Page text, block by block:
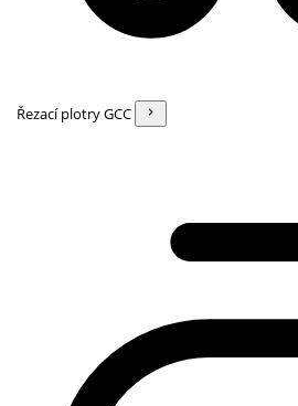
Řezací plotry GCC